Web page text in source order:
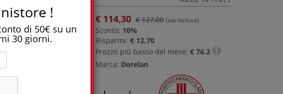
!
di 50€ su un
30 giorni.
€ 114,30 € 127,00 (iva inclusa)
Sconto: 10%
Risparmi:€ 12,70
Prezzo più basso del mese:€76.2
Marca: Dorelan